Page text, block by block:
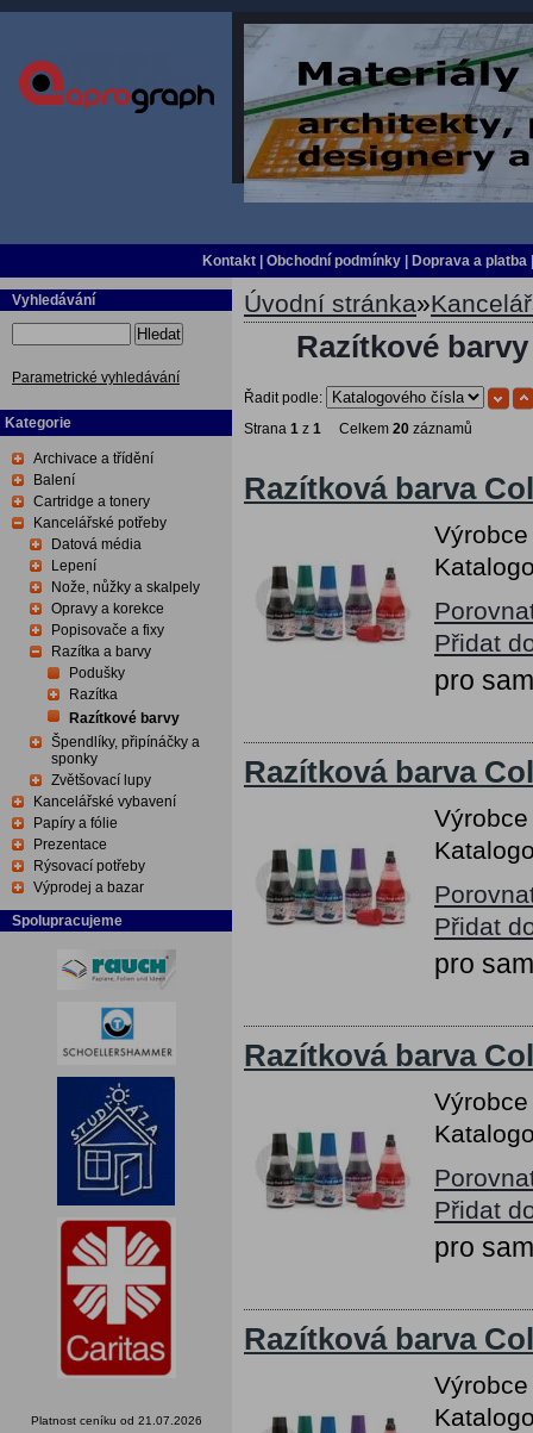
Kontakt Obchodní podmínky Doprava a platba
Vyhledávání
Hledat
Parametrické vyhledávání
Kategorie
Archivace a třídění
Balení
Cartridge a tonery
Kancelářské potřeby
Datová média
Lepení
Nože, nůžky a skalpely
Opravy a korekce
Popisovače a fixy
Razítka a barvy
Podušky
Razítka
Razítkové barvy
Špendlíky, připínáčky a
sponky
Zvětšovací lupy
Kancelářské vybavení
Papíry a fólie
Prezentace
Rýsovací potřeby
Výprodej a bazar
Spolupracujeme
Platnost ceníku od 21.07.2026
Úvodní stránka»
Razítkové
Řadit podle:
Strana 1 z 1 Celkem 20 záznamů
Razítková barva
Přidat
pro
Razítková barva
Přidat
pro
Razítková barva
Přidat
pro
Razítková barva